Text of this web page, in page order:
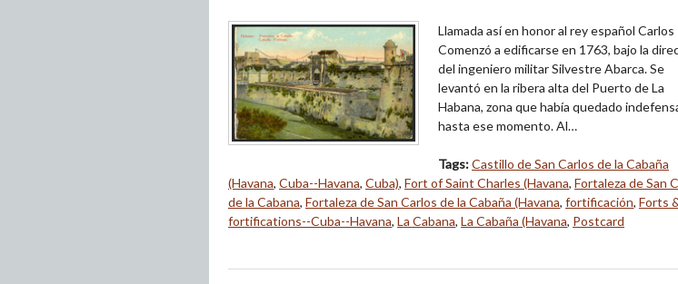
Llamada así en honor al rey español
Comenzó a edificarse en 1763, bajo la
del ingeniero militar Silvestre Abarca. Se
levantó en la ribera alta del Puerto de La
Habana, zona que había quedado
hasta ese momento. Al…
Tags:Castillo de San Carlos de la Cabaña
(Havana, Cuba--Havana, Cuba), Fort of Saint Charles (Havana, Fortaleza de San
de la Cabana, Fortaleza de San Carlos de la Cabaña (Havana, fortificación, Forts
fortifications--Cuba--Havana, La Cabana, La Cabaña (Havana, Postcard